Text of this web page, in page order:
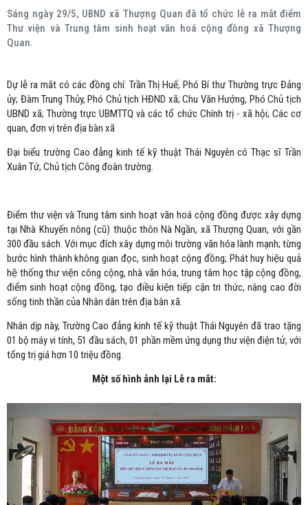
Sáng ngày 29/5, UBND xã Thượng Quan đã tổ chức lễ ra mắt điểm
Thư viện và Trung tâm sinh hoạt văn hoá cộng đồng xã Thượng
Quan.
Dự lễ ra mắt có các đồng chí: Trần Thị Huế, Phó Bí thư Thường trực Đảng
ủy; Đàm Trung Thủy, Phó Chủ tịch HĐND xã; Chu Văn Hướng, Phó Chủ tịch
UBND xã; Thường trực UBMTTQ và các tổ chức Chính trị - xã hội; Các cơ
quan, đơn vị trên địa bàn xã
Đại biểu trường Cao đẳng kinh tế kỹ thuật Thái Nguyên có Thạc sĩ Trần
Xuân Tứ, Chủ tịch Công đoàn trường.
Điểm thư viện và Trung tâm sinh hoạt văn hoá cộng đồng được xây dựng
tại Nhà Khuyến nông (cũ) thuộc thôn Nà Ngần, xã Thượng Quan, với gần
300 đầu sách. Với mục đích xây dựng môi trường văn hóa lành mạnh; từng
bước hình thành không gian đọc, sinh hoạt cộng đồng; Phát huy hiệu quả
hệ thống thư viện công cộng, nhà văn hóa, trung tâm học tập cộng đồng,
điểm sinh hoạt cộng đồng, tạo điều kiện tiếp cận tri thức, nâng cao đời
sống tinh thần của Nhân dân trên địa bàn xã.
Nhân dịp này, Trường Cao đẳng kinh tế kỹ thuật Thái Nguyên đã trao tặng
01 bộ máy vi tính, 51 đầu sách, 01 phần mềm ứng dụng thư viện điện tử, với
tổng trị giá hơn 10 triệu đồng.
Một số hình ảnh lại Lễ ra mắt: